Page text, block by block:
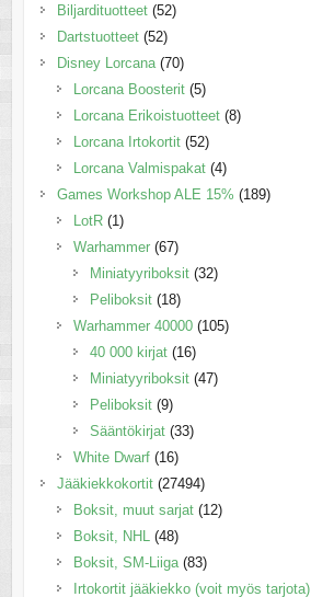
Biljardituotteet (52)
Dartstuotteet (52)
Disney Lorcana (70)
Lorcana Boosterit (5)
Lorcana Erikoistuotteet (8)
Lorcana Irtokortit (52)
Lorcana Valmispakat (4)
Games Workshop ALE 15% (189)
LotR (1)
Warhammer (67)
Miniatyyriboksit (32)
Peliboksit (18)
Warhammer 40000 (105)
40 000 kirjat (16)
Miniatyyriboksit (47)
Peliboksit (9)
Sääntökirjat (33)
White Dwarf (16)
Jääkiekkokortit (27494)
Boksit, muut sarjat (12)
Boksit, NHL (48)
Boksit, SM-Liiga (83)
Irtokortit jääkiekko (voit myös tarjota)